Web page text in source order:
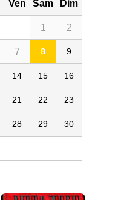
Ven Sam Dim
1 2
7 8 9
14 15 16
21 22 23
28 29 30